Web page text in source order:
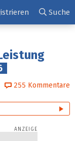
Suche
255 Kommentare